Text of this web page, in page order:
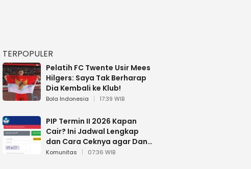
TERPOPULER
Pelatih FC Twente Usir Mees
Hilgers: Saya Tak Berharap
Dia Kembali ke Klub!
Bola Indonesia 17:39 WIB
PIP Termin II 2026 Kapan
Cair? Ini Jadwal Lengkap
dan Cara Ceknya agar Dana
Tidak Hangus!
Komunitas 07:36 WIB